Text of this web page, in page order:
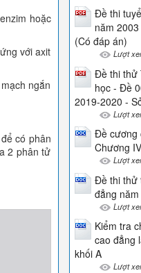
hoặc
với axit
ngắn
có phân
2 phân tử
Đề thi
năm
(Có đáp án)
Lượt
Đề thi thử
học - Đề
2019-2020 -
Lượt
Đề cương
Chương
Lượt
Đề thi thử
đẳng
Lượt
Kiểm tra
cao đẳng
khối A
Lượt